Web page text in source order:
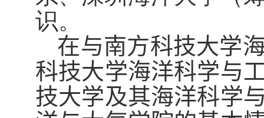
识。
在与南方科技大学
科技大学海洋科学与
技大学及其海洋科学